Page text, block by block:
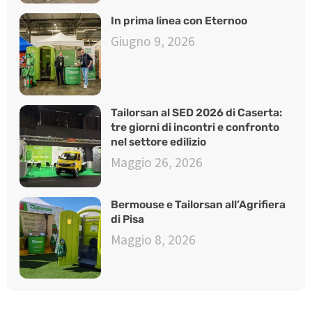
In prima linea con Eternoo
Giugno 9, 2026
Tailorsan al SED 2026 di Caserta:
tre giorni di incontri e confronto
nel settore edilizio
Maggio 26, 2026
Bermouse e Tailorsan all’Agrifiera
di Pisa
Maggio 8, 2026